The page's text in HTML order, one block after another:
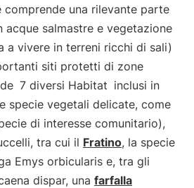
comprende una rilevante parte
acque salmastre e vegetazione
a vivere in terreni ricchi di sali)
siti protetti di zone
7 diversi Habitat inclusi in
specie vegetali delicate, come
di interesse comunitario),
tra cui il Fratino, la specie
Emys orbicularis e, tra gli
dispar, una farfalla